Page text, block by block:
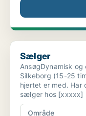
Sælger
Sælger
AnsøgDynamisk
Silkeborg (15-25
hjertet er med. Har
sælger hos [xxxxx]
Område